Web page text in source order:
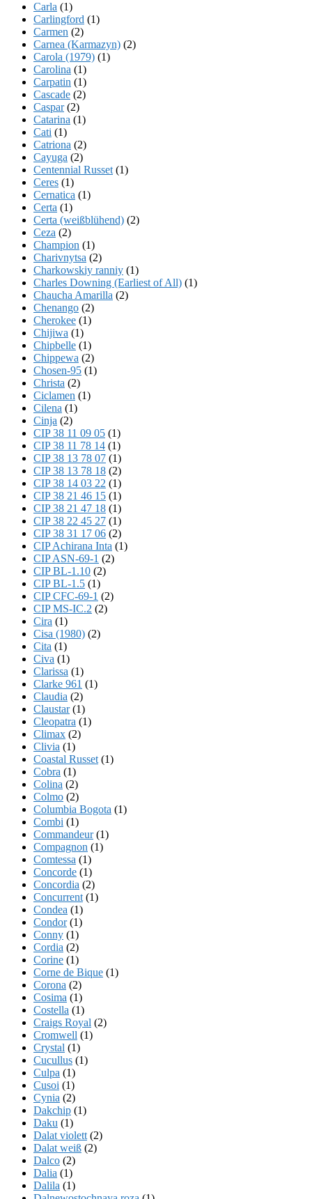
Carla (1)
Carlingford (1)
Carmen (2)
Carnea (Karmazyn) (2)
Carola (1979) (1)
Carolina (1)
Carpatin (1)
Cascade (2)
Caspar(2)
Catarina (1)
Cati (1)
Catriona (2)
Cayuga (2)
Centennial Russet (1)
Ceres (1)
Cernatica (1)
Certa (1)
Certa (weißblühend) (2)
Ceza (2)
Champion (1)
Charivnytsa (2)
Charkowskiy ranniy (1)
Charles Downing (Earliest of All) (1)
Chaucha Amarilla (2)
Chenango (2)
Cherokee (1)
Chijiwa (1)
Chipbelle (1)
Chippewa (2)
Chosen-95 (1)
Christa (2)
Ciclamen (1)
Cilena (1)
Cinja (2)
CIP 38 11 09 05 (1)
CIP 38 11 78 14 (1)
CIP 38 13 78 07 (1)
CIP 38 13 78 18 (2)
CIP 38 14 03 22 (1)
CIP 38 21 46 15 (1)
CIP 38 21 47 18 (1)
CIP 38 22 45 27 (1)
CIP 38 31 17 06 (2)
CIP Achirana Inta (1)
CIP ASN-69-1 (2)
CIP BL-1.10 (2)
CIP BL-1.5 (1)
CIP CFC-69-1 (2)
CIP MS-IC.2 (2)
Cira (1)
Cisa (1980) (2)
Cita (1)
Civa (1)
Clarissa (1)
Clarke 961 (1)
Claudia (2)
Claustar(1)
Cleopatra (1)
Climax (2)
Clivia (1)
Coastal Russet (1)
Cobra (1)
Colina (2)
Colmo (2)
Columbia Bogota (1)
Combi (1)
Commandeur(1)
Compagnon (1)
Comtessa (1)
Concorde (1)
Concordia (2)
Concurrent (1)
Condea (1)
Condor(1)
Conny (1)
Cordia (2)
Corine (1)
Corne de Bique (1)
Corona (2)
Cosima (1)
Costella (1)
Craigs Royal (2)
Cromwell (1)
Crystal (1)
Cucullus (1)
Culpa (1)
Cusoi (1)
Cynia (2)
Dakchip (1)
Daku (1)
Dalat violett (2)
Dalat weiß (2)
Dalco (2)
Dalia (1)
Dalila (1)